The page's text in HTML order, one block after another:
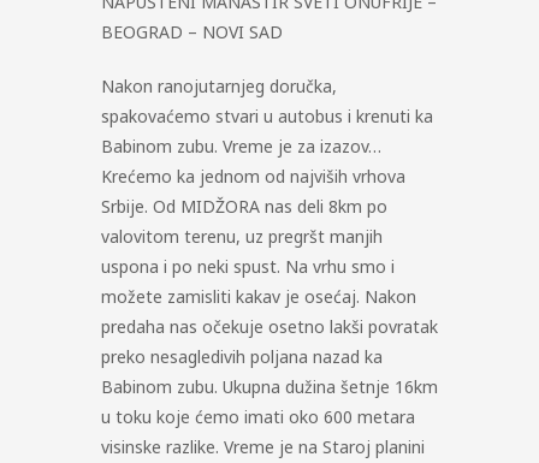
BEOGRAD – NOVI SAD
Nakon ranojutarnjeg doručka,
spakovaćemo stvari u autobus i krenuti ka
Babinom zubu. Vreme je za izazov…
Krećemo ka jednom od najviših vrhova
Srbije. Od MIDŽORA nas deli 8km po
valovitom terenu, uz pregršt manjih
uspona i po neki spust. Na vrhu smo i
možete zamisliti kakav je osećaj. Nakon
predaha nas očekuje osetno lakši povratak
preko nesagledivih poljana nazad ka
Babinom zubu. Ukupna dužina šetnje 16km
u toku koje ćemo imati oko 600 metara
visinske razlike. Vreme je na Staroj planini